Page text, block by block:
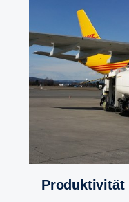
Produk­ti­vität